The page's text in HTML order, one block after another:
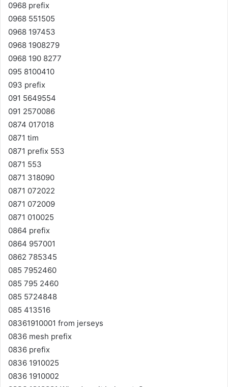
0968 prefix
0968 551505
0968 197453
0968 1908279
0968 190 8277
095 8100410
093 prefix
091 5649554
091 2570086
0874 017018
0871 tim
0871 prefix 553
0871 553
0871 318090
0871 072022
0871 072009
0871 010025
0864 prefix
0864 957001
0862 785345
085 7952460
085 795 2460
085 5724848
085 413516
08361910001 from jerseys
0836 mesh prefix
0836 prefix
0836 1910025
0836 1910002